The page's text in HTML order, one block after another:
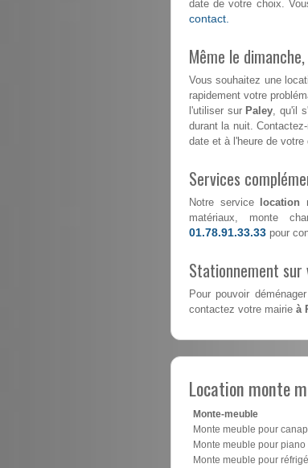
date de votre choix.
contact.
Même le
Vous souhaitez une
rapidement votre
l'utiliser sur Paley, qu'il
durant la nuit.
date et à l'heure de votre
Services
Notre service location
matériaux, monte
01.78.91.33.33 pour
Stationnement sur
Pour pouvoir
contactez votre mairie à
Location monte
Monte-meuble
Monte meuble pour
Monte meuble pour piano
Monte meuble pour